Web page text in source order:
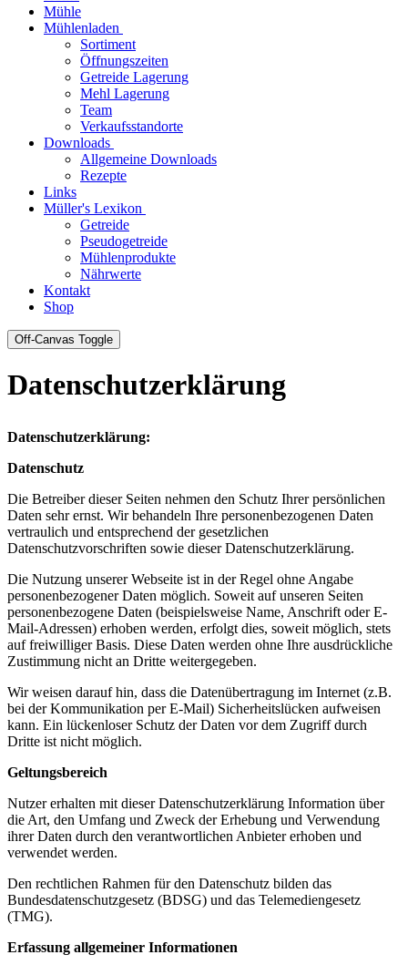
Mühle
Mühlenladen
Sortiment
Öffnungszeiten
Getreide Lagerung
Mehl Lagerung
Team
Verkaufsstandorte
Downloads
Allgemeine Downloads
Rezepte
Links
Müller's Lexikon
Getreide
Pseudogetreide
Mühlenprodukte
Nährwerte
Kontakt
Shop
Off-Canvas Toggle
Datenschutzerklärung
Datenschutzerklärung:
Datenschutz
Die Betreiber dieser Seiten nehmen den Schutz Ihrer persönlichen
Daten sehr ernst. Wir behandeln Ihre personenbezogenen Daten
vertraulich und entsprechend der gesetzlichen
Datenschutzvorschriften sowie dieser Datenschutzerklärung.
Die Nutzung unserer Webseite ist in der Regel ohne Angabe
personenbezogener Daten möglich. Soweit auf unseren Seiten
personenbezogene Daten (beispielsweise Name, Anschrift oder E-
Mail-Adressen) erhoben werden, erfolgt dies, soweit möglich, stets
auf freiwilliger Basis. Diese Daten werden ohne Ihre ausdrückliche
Zustimmung nicht an Dritte weitergegeben.
Wir weisen darauf hin, dass die Datenübertragung im Internet (z.B.
bei der Kommunikation per E-Mail) Sicherheitslücken aufweisen
kann. Ein lückenloser Schutz der Daten vor dem Zugriff durch
Dritte ist nicht möglich.
Geltungsbereich
Nutzer erhalten mit dieser Datenschutzerklärung Information über
die Art, den Umfang und Zweck der Erhebung und Verwendung
ihrer Daten durch den verantwortlichen Anbieter erhoben und
verwendet werden.
Den rechtlichen Rahmen für den Datenschutz bilden das
Bundesdatenschutzgesetz (BDSG) und das Telemediengesetz
(TMG).
Erfassung allgemeiner Informationen